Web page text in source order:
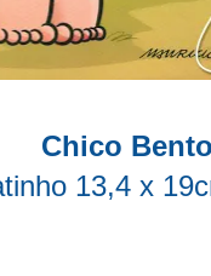
Chico
13,4 x